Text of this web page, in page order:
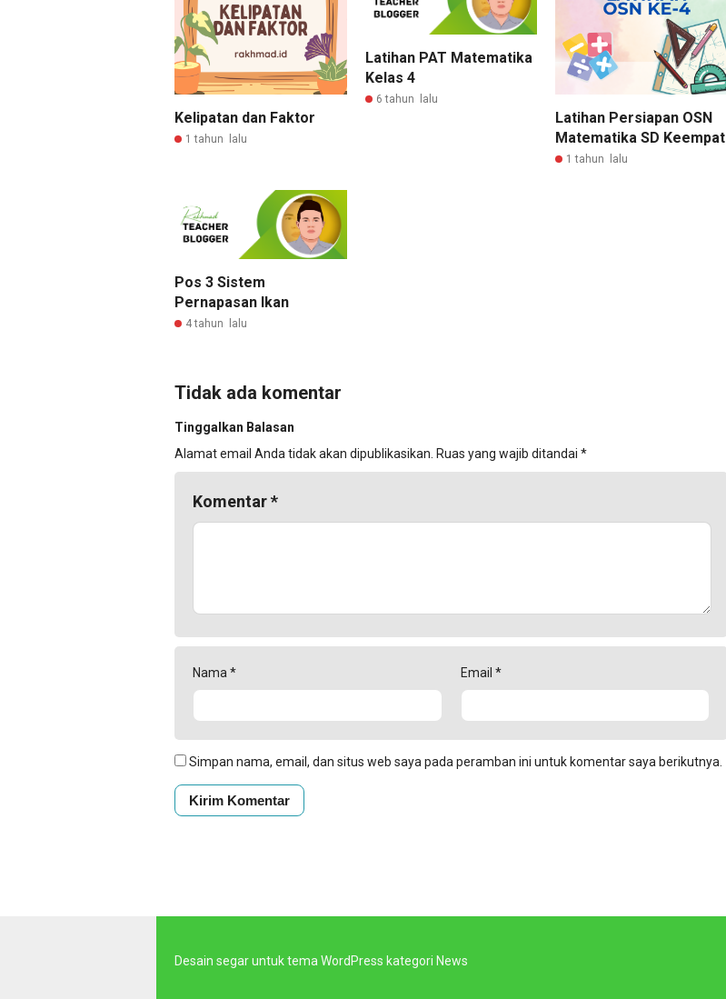
Kelipatan dan Faktor
1 tahun lalu
Latihan PAT Matematika
Kelas 4
6 tahun lalu
Latihan Persiapan OSN
Matematika SD Keempat
1 tahun lalu
Pos 3 Sistem
Pernapasan Ikan
4 tahun lalu
Tidak ada komentar
Tinggalkan Balasan
Alamat email Anda tidak akan dipublikasikan. Ruas yang wajib ditandai *
Komentar*
Nama* Email *
Simpan nama, email, dan situs web saya pada peramban ini untuk komentar saya berikutnya.
Desain segar untuk tema WordPress kategori News